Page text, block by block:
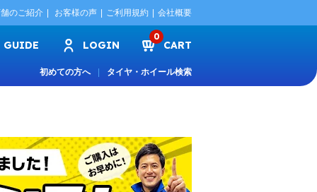
のご紹介 お客様の声 ご利用規約 会社概要
GUIDE LOGIN
0
CART
初めての方へ タイヤ・ホイール検索